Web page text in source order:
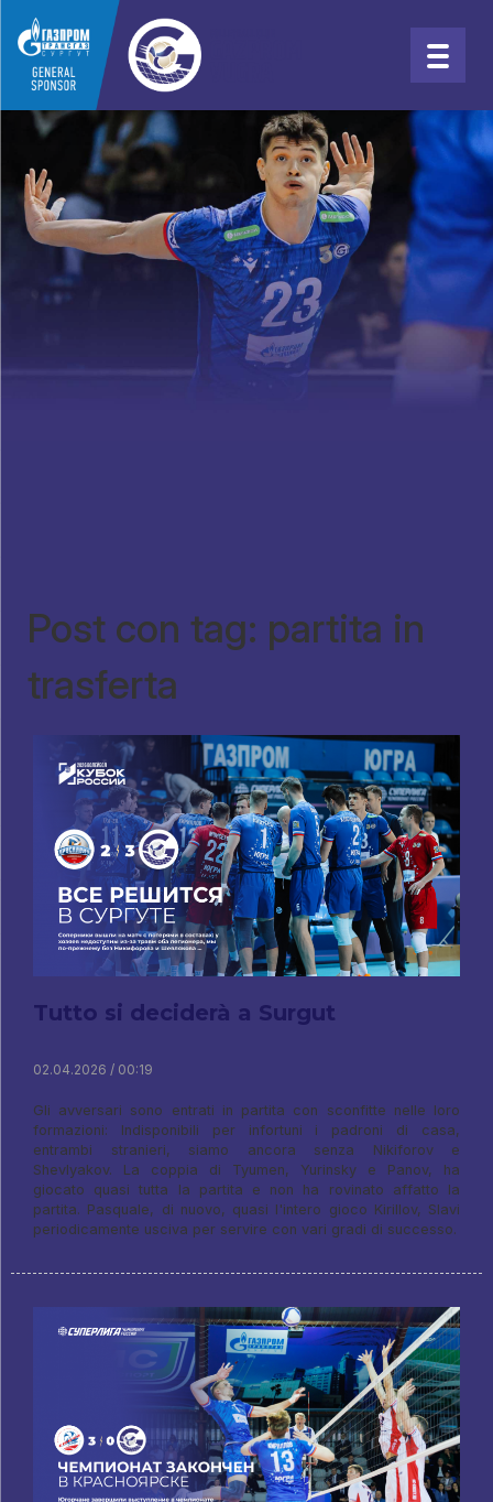
Post con tag: partita in
trasferta
Tutto si deciderà a Surgut
02.04.2026 / 00:19
Gli avversari sono entrati in partita con sconfitte nelle loro
formazioni: Indisponibili per infortuni i padroni di casa,
entrambi stranieri, siamo ancora senza Nikiforov e
Shevlyakov. La coppia di Tyumen, Yurinsky e Panov, ha
giocato quasi tutta la partita e non ha rovinato affatto la
partita. Pasquale, di nuovo, quasi l'intero gioco Kirillov, Slavi
periodicamente usciva per servire con vari gradi di successo.